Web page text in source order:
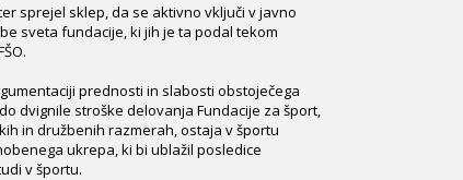
sprejel sklep, da se aktivno vključi v javno
sveta fundacije, ki jih je ta podal tekom
prednosti in slabosti obstoječega
dvignile stroške delovanja Fundacije za šport,
in družbenih razmerah, ostaja v športu
ukrepa, ki bi ublažil posledice
v športu.